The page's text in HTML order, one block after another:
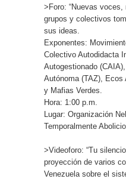
>Foro: “Nuevas voces,
grupos y colectivos
sus ideas.
Exponentes:
Colectivo Autodidacta
Autogestionado
Autónoma (TAZ), Ecos
y Mafias Verdes.
Hora: 1:00 p.m.
Lugar: Organización
Temporalmente
>Videoforo: “Tu
proyección de varios
Venezuela sobre el